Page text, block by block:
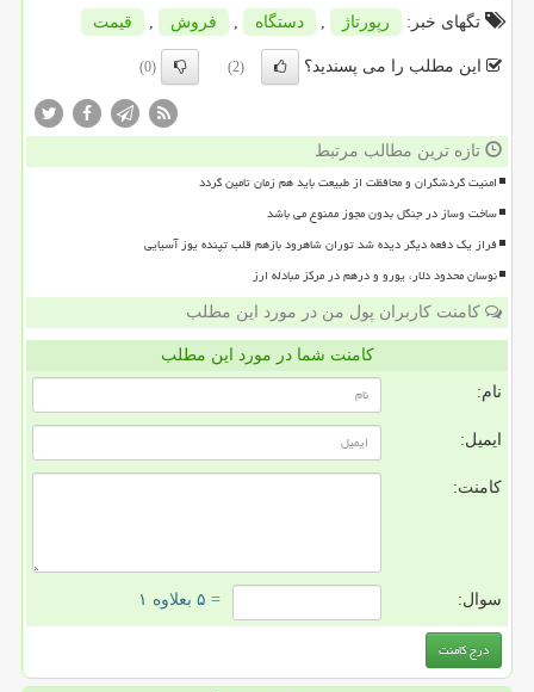
تگهای خبر:
رپورتاژ , دستگاه , فروش , قیمت
این مطلب را می پسندید؟ (2)
(0)
تازه ترین مطالب مرتبط
امنیت گردشگران و محافظت از طبیعت باید هم زمان تامین گردد
ساخت وساز در جنگل بدون مجوز ممنوع می باشد
فراز یک دفعه دیگر دیده شد توران شاهرود بازهم قلب تپنده یوز آسیایی
نوسان محدود دلار، یورو و درهم در مرکز مبادله ارز
کامنت کاربران پول من در مورد این مطلب
کامنت شما در مورد این مطلب
نام:
ایمیل:
کامنت:
سوال: = ۵ بعلاوه ۱